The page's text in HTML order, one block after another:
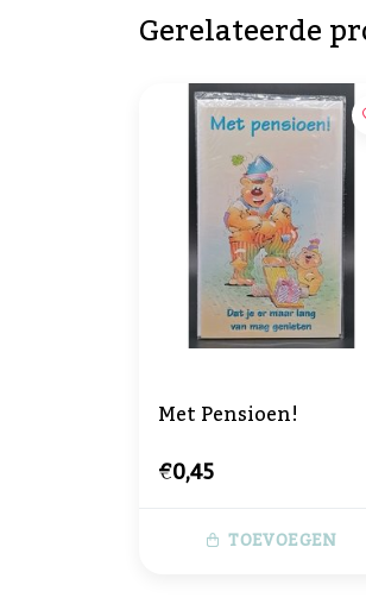
Gerelateerde
Met Pensioen!
€0,45
TOEVOEGEN